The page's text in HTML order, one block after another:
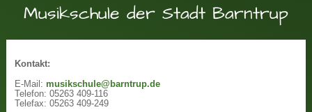
Musikschule der Stadt Barntrup
Kontakt:
E-Mail: musikschule@barntrup.de
Telefon: 05263 409-116
Telefax: 05263 409-249